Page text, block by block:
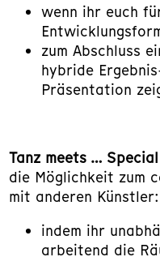
wenn ihr euch
zum Abschluss
hybride
Präsentation
Tanz meets … Special
die Möglichkeit zum
mit anderen
indem ihr
arbeitend die